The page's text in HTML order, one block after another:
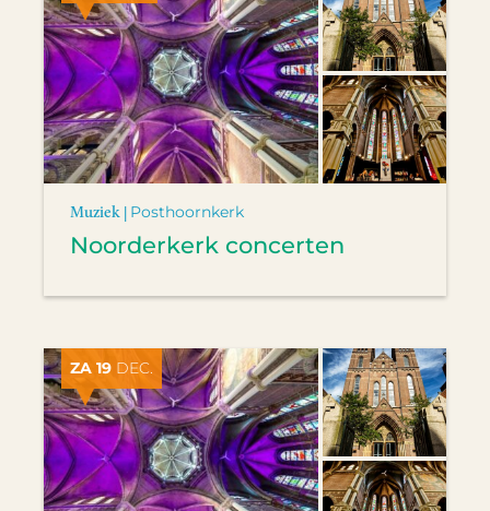
Muziek | Posthoornkerk
Noorderkerk concerten
ZA 19 DEC.